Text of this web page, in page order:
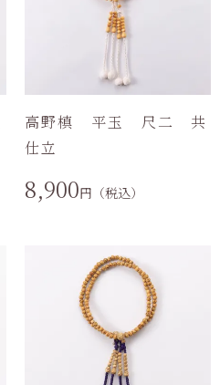
高野槙 平玉 尺二 共
仕立
8,900円（税込）